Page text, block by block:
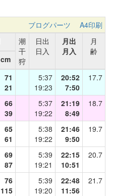
ブログパーツ
A4印刷
潮
干
狩
日出
日入
月出
月入
月
齢
cm
71
21
5:37
19:23
20:52
7:50
17.7
66
39
5:37
19:22
21:19
8:49
18.7
65
61
5:38
19:22
21:46
9:50
19.7
69
87
5:39
19:21
22:15
10:51
20.7
76
115
5:39
19:20
22:48
11:56
21.7